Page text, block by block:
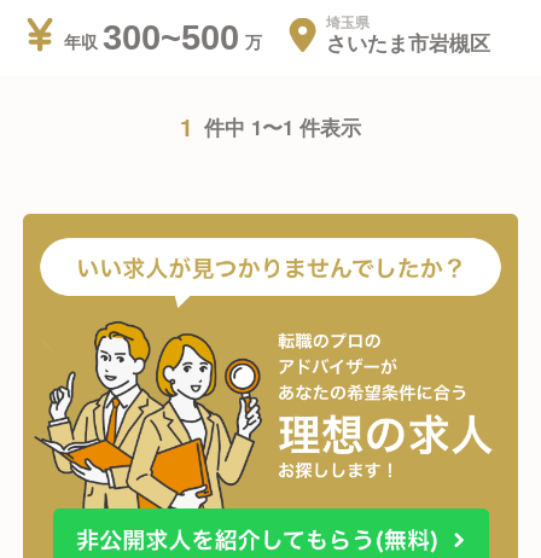
年収 300~500 埼玉県
さいたま市岩槻区
1 件中 1〜1 件表示